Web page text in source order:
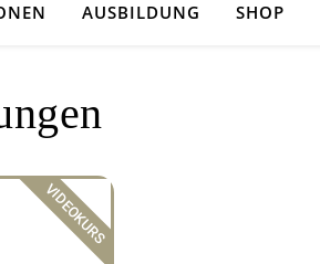
AUSBILDUNG SHOP
VIDEOKURS